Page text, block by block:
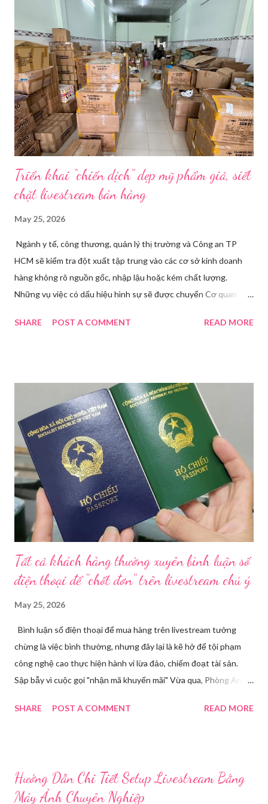
thay đồ. Chỉ trong vài phút, phòng khách được sắp xếp lại. Hai
đèn chiếu ngược sáng bật lên. Một chiếc điện thoại được gắn cố
định. Cả ba người vào vị trí. Wu đã chuẩn bị sẵn lời thoại và trao
đổi trước cách diễn đạt với ông và mẹ, thậm chí còn bàn xem
dùng từ nào trong phương ngữ Thượng Hải nghe tự nhiên nhất
trên camera. Ông cô nhăn mặt khi nghe giải thích về Thế vận
hội Mùa đông. “Người già như tụi ông không hiểu mấy cái này...
Triển khai “chiến dịch” dẹp mỹ phẩm giả, siết
chặt livestream bán hàng
May 25, 2026
Ngành y tế, công thương, quản lý thị trường và Công an TP
HCM sẽ kiểm tra đột xuất tập trung vào các cơ sở kinh doanh
hàng không rõ nguồn gốc, nhập lậu hoặc kém chất lượng.
Những vụ việc có dấu hiệu hình sự sẽ được chuyển Cơ quan
Hoài Nam đã ký ban hành Kế hoạch số 4316/KH-SYT về việc
trạng kinh doanh mỹ phẩm thật - giả lẫn lộn. Để chấn chỉnh, Sở Y
tế TP HCM sẽ phối hợp với các sở, ngành và chính quyền địa
phương tăng cường kiểm tra, giám sát. Đợt này, Phòng Nghiệp
vụ Dược sẽ tham mưu Giám đốc Sở Y tế thành lập Tổ công tác
về mỹ phẩm. Cơ quan Cảnh sát điều tra Công an TP HCM vừa
triệt phá đường dây sản xuất, buôn bán mỹ phẩm giả quy mô
lớn, hoạt động tinh vi ngay giữa khu dân cư ở phường Tân Tạo.
Bên cạnh đó, Sở Y tế sẽ công khai danh ...
SHARE POST A COMMENT READ MORE
Tất cả khách hàng thường xuyên bình luận số
điện thoại để "chốt đơn" trên livestream chú ý
May 25, 2026
Bình luận số điện thoại để mua hàng trên livestream tưởng
chừng là việc bình thường, nhưng đây lại là kẽ hở để tội phạm
công nghệ cao thực hiện hành vi lừa đảo, chiếm đoạt tài sản.
Sập bẫy vì cuộc gọi "nhận mã khuyến mãi" Vừa qua, Phòng An
Công an tỉnh Bắc Ninh đã tiếp nhận đơn trình báo của chị
cá nhân tại phần bình luận, để đặt hàng. Chỉ một thời gian ngắn
sau, chị nhận được cuộc gọi từ một người tự xưng là chủ shop,
SHARE POST A COMMENT READ MORE
Hướng Dẫn Chi Tiết Setup Livestream Bằng
Máy Ảnh Chuyên Nghiệp